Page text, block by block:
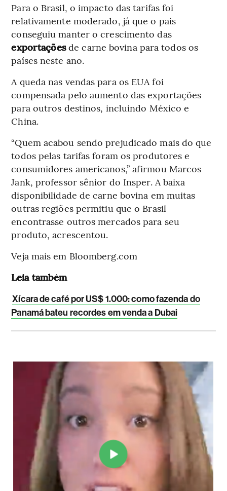
Para o Brasil, o impacto das tarifas foi
relativamente moderado, já que o país
conseguiu manter o crescimento das
exportaçõesde carne bovina para todos os
países neste ano.
A queda nas vendas para os EUA foi
compensada pelo aumento das exportações
para outros destinos, incluindo México e
China.
“Quem acabou sendo prejudicado mais do que
todos pelas tarifas foram os produtores e
consumidores americanos,” afirmou Marcos
Jank, professor sênior do Insper. A baixa
disponibilidade de carne bovina em muitas
outras regiões permitiu que o Brasil
encontrasse outros mercados para seu
produto, acrescentou.
Veja mais em Bloomberg.com
Leia também
Xícara de café por US$ 1.000: como fazenda do
Panamá bateu recordes em venda a Dubai